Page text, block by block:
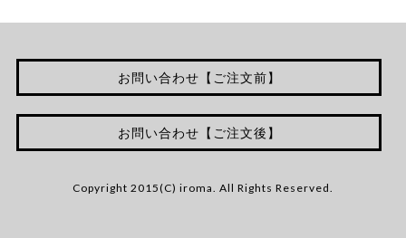
お問い合わせ【ご注文前】
お問い合わせ【ご注文後】
Copyright 2015(C) iroma. All Rights Reserved.